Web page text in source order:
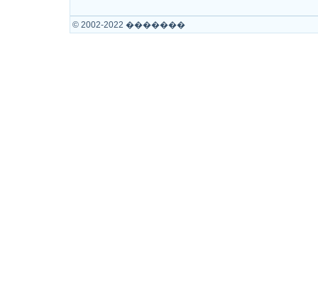
© 2002-2022 �������